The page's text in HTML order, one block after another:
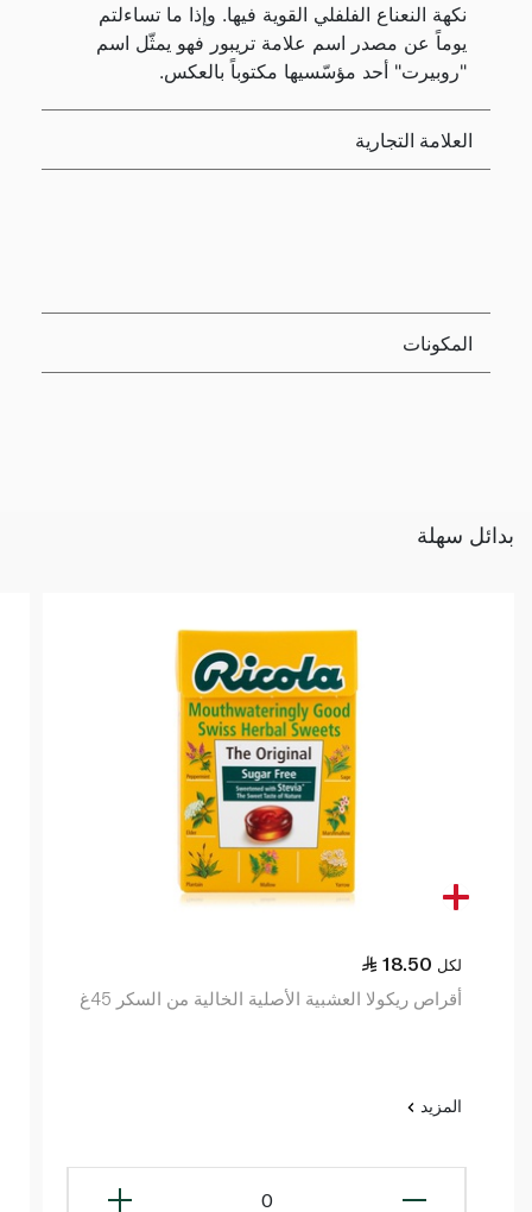
نكهة النعناع الفلفلي القوية فيها. وإذا ما تساءلتم
يوماً عن مصدر اسم علامة تريبور فهو يمثّل اسم
"روبيرت" أحد مؤسّسيها مكتوباً بالعكس.
العلامة التجارية
المكونات
بدائل سهلة
18.50 لكل
أقراص ريكولا العشبية الأصلية الخالية من السكر 45غ
المزيد
0